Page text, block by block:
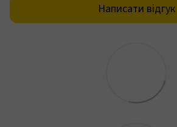
Написати відгук